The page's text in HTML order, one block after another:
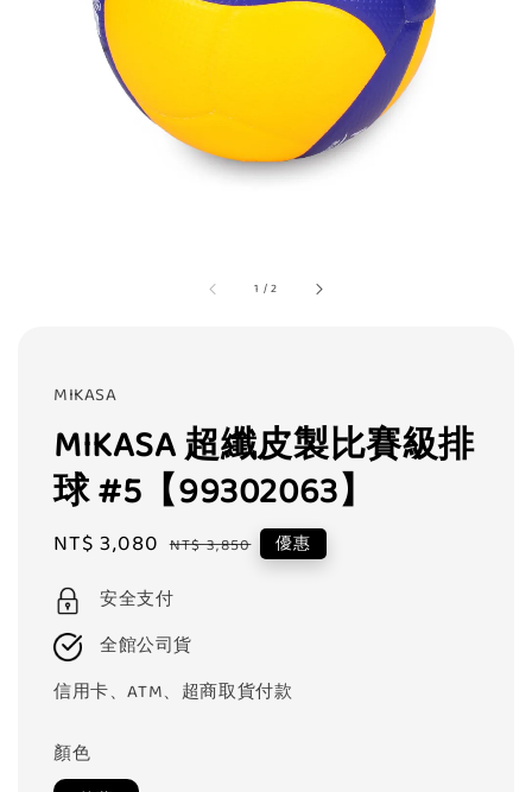
1 /2
MIKASA
MIKASA 超纖皮製比賽級排
球 #5【99302063】
Sale
NT$ 3,080 Regular
NT$ 3,850 優惠
安全支付
全館公司貨
信用卡、ATM、超商取貨付款
顏色